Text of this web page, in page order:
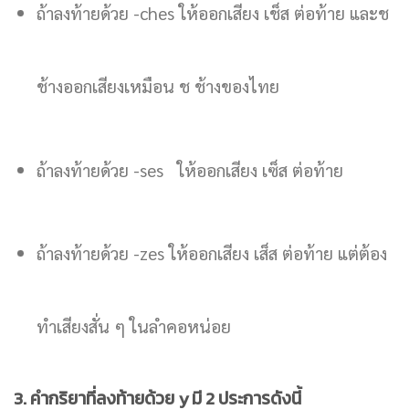
ถ้าลงท้ายด้วย -ches ให้ออกเสียง เช็ส ต่อท้าย และช
ช้างออกเสียงเหมือน ช ช้างของไทย
ถ้าลงท้ายด้วย -ses ให้ออกเสียง เซ็ส ต่อท้าย
ถ้าลงท้ายด้วย -zes ให้ออกเสียง เส็ส ต่อท้าย แต่ต้อง
ทำเสียงสั่น ๆ ในลำคอหน่อย
3. คำกริยาที่ลงท้ายด้วย y มี 2 ประการดังนี้